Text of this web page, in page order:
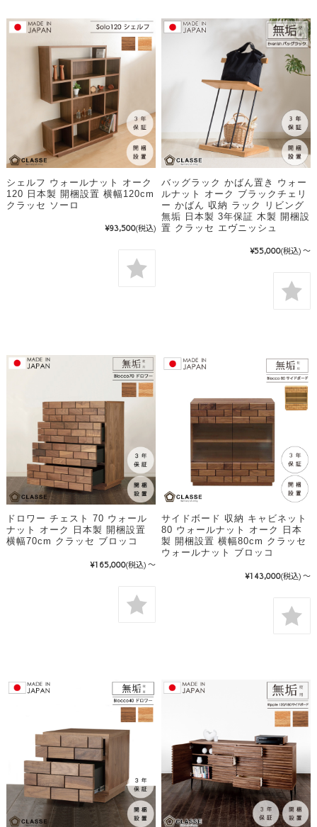
シェルフ ウォールナット オーク
120 日本製 開梱設置 横幅120cm
クラッセ ソーロ
¥93,500(税込)
バッグラック かばん置き ウォー
ルナット オーク ブラックチェリ
ー かばん 収納 ラック リビング
無垢 日本製 3年保証 木製 開梱設
置 クラッセ エヴニッシュ
¥55,000(税込) ～
ドロワー チェスト 70 ウォール
ナット オーク 日本製 開梱設置
横幅70cm クラッセ ブロッコ
¥165,000(税込) ～
サイドボード 収納 キャビネット
80 ウォールナット オーク 日本
製 開梱設置 横幅80cm クラッセ
ウォールナット ブロッコ
¥143,000(税込) ～